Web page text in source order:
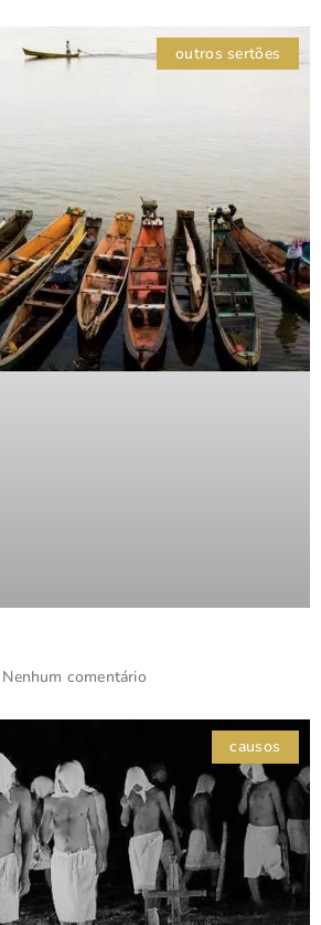
outros sertões
Nenhum comentário
causos